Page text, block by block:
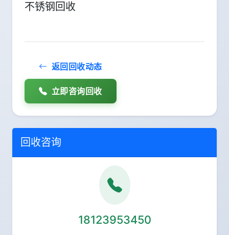
不锈钢回收
返回回收动态
立即咨询回收
回收咨询
18123953450